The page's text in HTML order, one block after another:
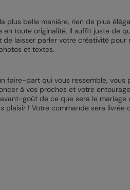
plus belle manière, rien de plus
toute originalité. Il suffit juste de
laisser parler votre créativité pour
et textes.
faire-part qui vous ressemble,
à vos proches et votre
goût de ce que sera le mariage
! Votre commande sera